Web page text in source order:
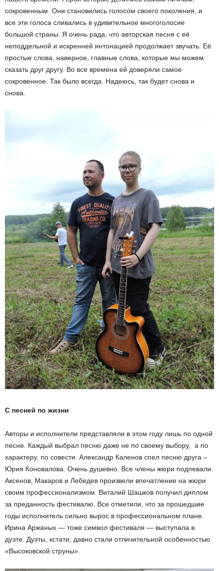
сокровенным. Они становились голосом своего поколения, и
все эти голоса сливались в удивительное многоголосие
большой страны. Я очень рада, что авторская песня с её
неподдельной и искренней интонацией продолжает звучать. Её
простые слова, наверное, главные слова, которые мы можем
сказать друг другу. Во все времена ей доверяли самое
сокровенное. Так было всегда. Надеюсь, так будет снова и
снова.
С песней по жизни
Авторы и исполнители представляли в этом году лишь по одной
песне. Каждый выбрал песню даже не по своему выбору, а по
характеру, по совести. Александр Каленов спел песню друга –
Юрия Коновалова. Очень душевно. Все члены жюри подпевали.
Аксенов, Макаров и Лебедев произвели впечатление на жюри
своим профессионализмом. Виталий Шашков получил диплом
за преданность фестивалю. Все отметили, что за прошедшие
годы исполнитель сильно вырос в профессиональном плане.
Ирина Аржаных — тоже символ фестиваля — выступала в
дуэте. Дуэты, кстати, давно стали отличительной особенностью
«Высоковской струны».